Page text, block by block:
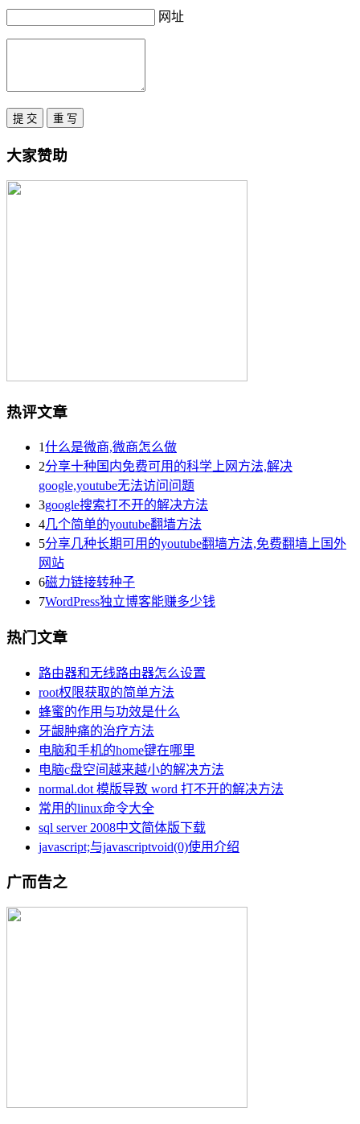
网址
大家赞助
热评文章
1什么是微商,微商怎么做
2分享十种国内免费可用的科学上网方法,解决
google,youtube无法访问问题
3google搜索打不开的解决方法
4几个简单的youtube翻墙方法
5分享几种长期可用的youtube翻墙方法,免费翻墙上国外
网站
6磁力链接转种子
7WordPress独立博客能赚多少钱
热门文章
路由器和无线路由器怎么设置
root权限获取的简单方法
蜂蜜的作用与功效是什么
牙龈肿痛的治疗方法
电脑和手机的home键在哪里
电脑c盘空间越来越小的解决方法
normal.dot 模版导致 word 打不开的解决方法
常用的linux命令大全
sql server 2008中文简体版下载
javascript;与javascriptvoid(0)使用介绍
广而告之